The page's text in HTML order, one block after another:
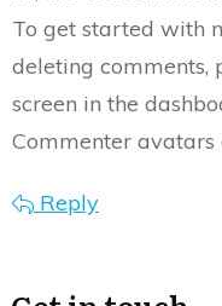
To get started with
deleting comments,
screen in the
Commenter avatars
Reply